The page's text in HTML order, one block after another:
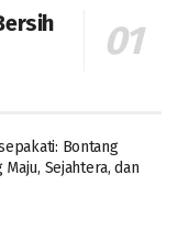
Bontang
Sejahtera, dan